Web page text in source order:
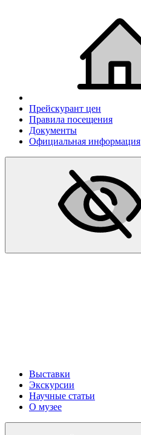
Прейскурант цен
Правила посещения
Документы
Официальная информация
Выставки
Экскурсии
Научные статьи
О музее